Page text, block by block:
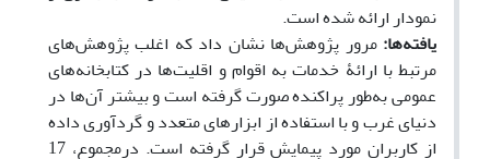
نمودار ارائه شده است.
یافته‌­ها: مرور پژوهش‌­ها نشان داد که اغلب پژوهش‌های
مرتبط با ارائۀ خدمات به اقوام و اقلیت‌ها در کتابخانه‌های
عمومی به‌طور پراکنده صورت گرفته است و بیشتر آن‌ها در
دنیای غرب و با استفاده از ابزارهای متعدد و گردآوری داده
از کاربران مورد پیمایش قرار گرفته است. درمجموع، 17